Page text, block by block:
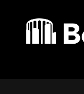
Bocconi shop